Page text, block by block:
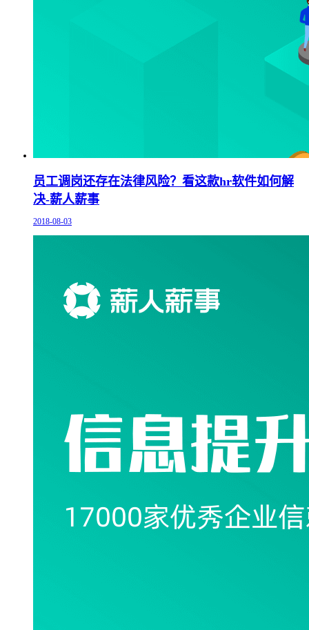
员工调岗还存在法律风险？看这款hr软件如何解
决-薪人薪事
2018-08-03